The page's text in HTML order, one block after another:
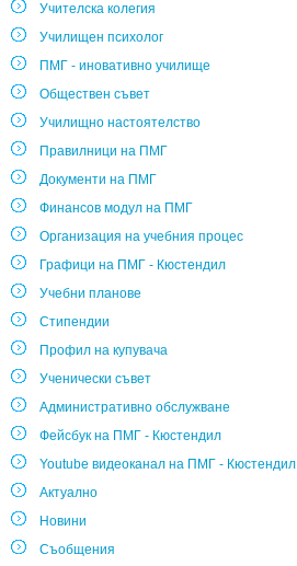
Учителска колегия
Училищен психолог
ПМГ - иновативно училище
Обществен съвет
Училищно настоятелство
Правилници на ПМГ
Документи на ПМГ
Финансов модул на ПМГ
Организация на учебния процес
Графици на ПМГ - Кюстендил
Учебни планове
Стипендии
Профил на купувача
Ученически съвет
Административно обслужване
Фейсбук на ПМГ - Кюстендил
Youtube видеоканал на ПМГ - Кюстендил
Актуално
Новини
Съобщения